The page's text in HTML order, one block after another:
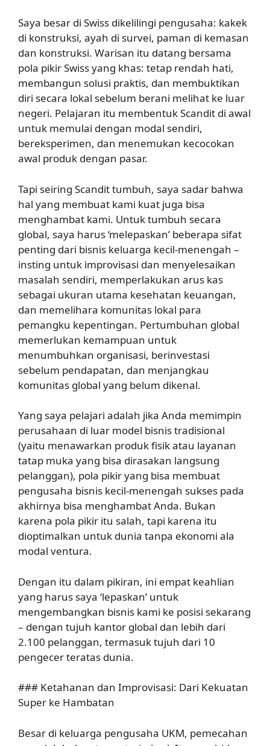
Saya besar di Swiss dikelilingi pengusaha: kakek
di konstruksi, ayah di survei, paman di kemasan
dan konstruksi. Warisan itu datang bersama
pola pikir Swiss yang khas: tetap rendah hati,
membangun solusi praktis, dan membuktikan
diri secara lokal sebelum berani melihat ke luar
negeri. Pelajaran itu membentuk Scandit di awal
untuk memulai dengan modal sendiri,
bereksperimen, dan menemukan kecocokan
awal produk dengan pasar.
Tapi seiring Scandit tumbuh, saya sadar bahwa
hal yang membuat kami kuat juga bisa
menghambat kami. Untuk tumbuh secara
global, saya harus ‘melepaskan’ beberapa sifat
penting dari bisnis keluarga kecil-menengah –
insting untuk improvisasi dan menyelesaikan
masalah sendiri, memperlakukan arus kas
sebagai ukuran utama kesehatan keuangan,
dan memelihara komunitas lokal para
pemangku kepentingan. Pertumbuhan global
memerlukan kemampuan untuk
menumbuhkan organisasi, berinvestasi
sebelum pendapatan, dan menjangkau
komunitas global yang belum dikenal.
Yang saya pelajari adalah jika Anda memimpin
perusahaan di luar model bisnis tradisional
(yaitu menawarkan produk fisik atau layanan
tatap muka yang bisa dirasakan langsung
pelanggan), pola pikir yang bisa membuat
pengusaha bisnis kecil-menengah sukses pada
akhirnya bisa menghambat Anda. Bukan
karena pola pikir itu salah, tapi karena itu
dioptimalkan untuk dunia tanpa ekonomi ala
modal ventura.
Dengan itu dalam pikiran, ini empat keahlian
yang harus saya ‘lepaskan’ untuk
mengembangkan bisnis kami ke posisi sekarang
– dengan tujuh kantor global dan lebih dari
2.100 pelanggan, termasuk tujuh dari 10
pengecer teratas dunia.
### Ketahanan dan Improvisasi: Dari Kekuatan
Super ke Hambatan
Besar di keluarga pengusaha UKM, pemecahan